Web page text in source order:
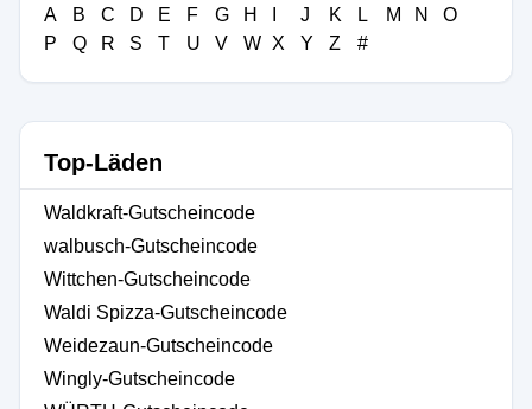
A B C D E F G H J K L M N
O
P
Q R S T U V W X Y Z #
Top-Läden
Waldkraft-Gutscheincode
walbusch-Gutscheincode
Wittchen-Gutscheincode
Waldi Spizza-Gutscheincode
Weidezaun-Gutscheincode
Wingly-Gutscheincode